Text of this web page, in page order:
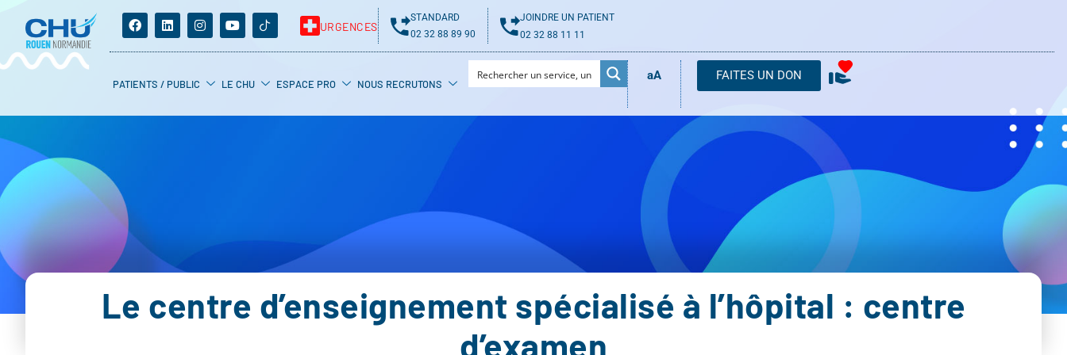
URGENCES
STANDARD
02 32 88 89 90
JOINDRE UN PATIENT
02 32 88 11 11
PATIENTS / PUBLIC LE CHU ESPACE PRO NOUS RECRUTONS
aA FAITES UN DON
Le centre d’enseignement spécialisé à l’hôpital : centre
d’examen